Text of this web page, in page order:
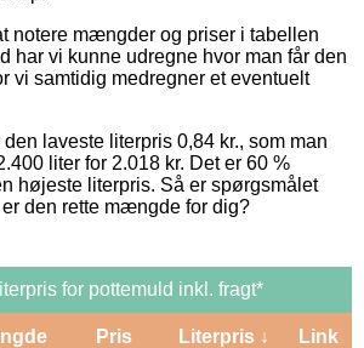
notere mængder og priser i tabellen
har vi kunne udregne hvor man får den
vi samtidig medregner et eventuelt
den laveste literpris 0,84 kr., som man
liter for 2.018 kr. Det er 60 %
højeste literpris. Så er spørgsmålet
den rette mængde for dig?
for pottemuld inkl. fragt*
Pris Literpris ↓ Link